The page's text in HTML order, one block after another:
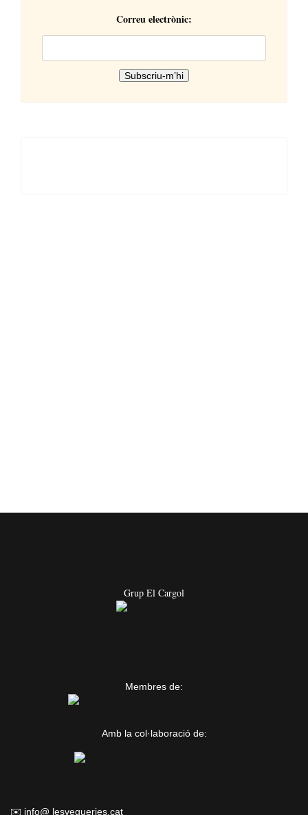
Correu electrònic:
Grup El Cargol
Membres de:
Amb la col·laboració de:
✉️ info@ lesvegueries.cat